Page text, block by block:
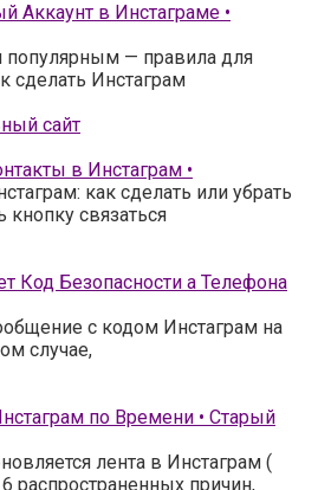
Аккаунт в Инстаграме •
популярным — правила для
сделать Инстаграм
в Инстаграм •
как сделать или убрать
кнопку связаться
Код Безопасности а Телефона
с кодом Инстаграм на
случае,
по Времени • Старый
лента в Инстаграм (
распространенных причин,